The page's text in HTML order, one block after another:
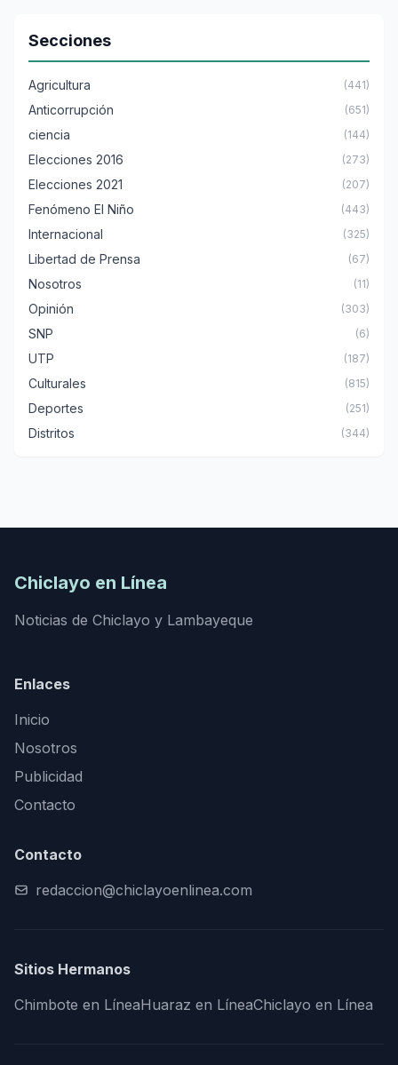
Secciones
Agricultura (441)
Anticorrupción (651)
ciencia (144)
Elecciones 2016 (273)
Elecciones 2021 (207)
Fenómeno El Niño (443)
Internacional (325)
Libertad de Prensa (67)
Nosotros (11)
Opinión (303)
SNP (6)
UTP (187)
Culturales (815)
Deportes (251)
Distritos (344)
Chiclayo en Línea
Noticias de Chiclayo y Lambayeque
Enlaces
Inicio
Nosotros
Publicidad
Contacto
Contacto
redaccion@chiclayoenlinea.com
Sitios Hermanos
Chimbote en LíneaHuaraz en LíneaChiclayo en Línea